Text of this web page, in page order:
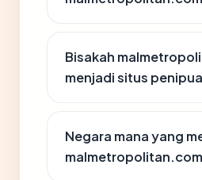
Bisakah
menjadi situs
Negara mana yang